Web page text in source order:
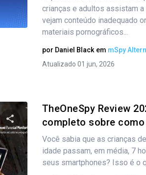
Twitter Facebook Copiar link
crianças e adultos assistam
vejam conteúdo inadequado
materiais pornográficos...
por Daniel Black em mSpy
Atualizado 01 jun, 2026
Compartilhe este artigo
TheOneSpy Review
completo sobre
Você sabia que as crianças
idade passam, em média, 7
seus smartphones? Isso é o